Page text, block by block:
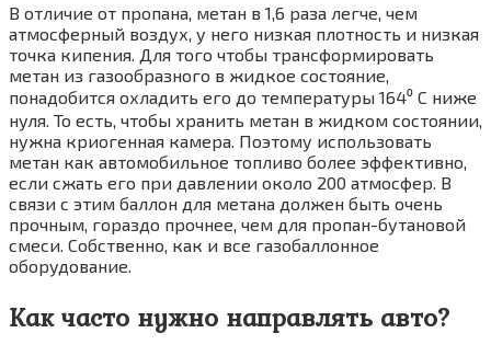
В отличие от пропана, метан в 1,6 раза легче, чем
атмосферный воздух, у него низкая плотность и низкая
точка кипения. Для того чтобы трансформировать
метан из газообразного в жидкое состояние,
понадобится охладить его до температуры 164⁰ С ниже
нуля. То есть, чтобы хранить метан в жидком состоянии,
нужна криогенная камера. Поэтому использовать
метан как автомобильное топливо более эффективно,
если сжать его при давлении около 200 атмосфер. В
связи с этим баллон для метана должен быть очень
прочным, гораздо прочнее, чем для пропан-бутановой
смеси. Собственно, как и все газобаллонное
оборудование.
Как часто нужно направлять авто?